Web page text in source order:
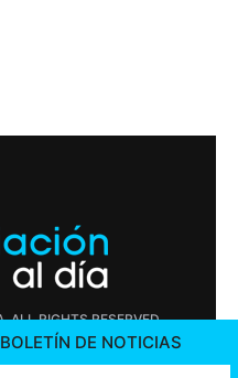
RIGHTS RESERVED
DE NOTICIAS